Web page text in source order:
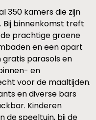
350 kamers die zijn
Bij binnenkomst treft
prachtige groene
en een apart
gratis parasols en
en
voor de maaltijden.
en diverse bars
Kinderen
de speeltuin, bij de